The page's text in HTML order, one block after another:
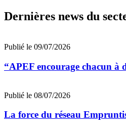
Dernières news du
Publié le 09/07/2026
“APEF encourage chacun à
Publié le 08/07/2026
La force du réseau